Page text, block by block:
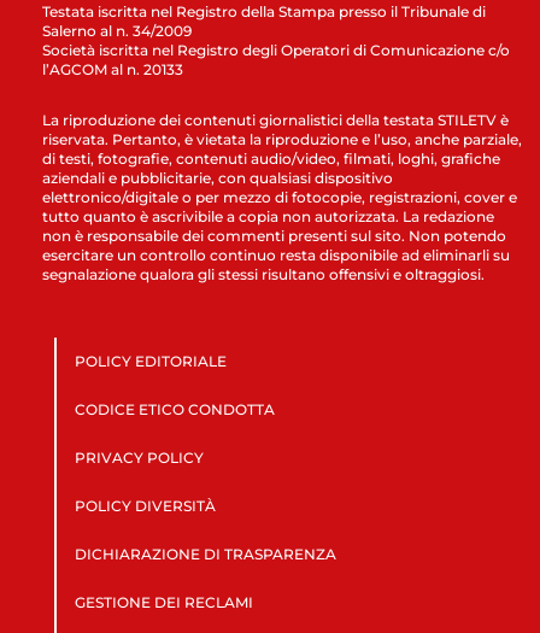
Testata iscritta nel Registro della Stampa presso il Tribunale di
Salerno al n. 34/2009
Società iscritta nel Registro degli Operatori di Comunicazione c/o
l’AGCOM al n. 20133
La riproduzione dei contenuti giornalistici della testata STILETV è
riservata. Pertanto, è vietata la riproduzione e l’uso, anche parziale,
di testi, fotografie, contenuti audio/video, filmati, loghi, grafiche
aziendali e pubblicitarie, con qualsiasi dispositivo
elettronico/digitale o per mezzo di fotocopie, registrazioni, cover e
tutto quanto è ascrivibile a copia non autorizzata. La redazione
non è responsabile dei commenti presenti sul sito. Non potendo
esercitare un controllo continuo resta disponibile ad eliminarli su
segnalazione qualora gli stessi risultano offensivi e oltraggiosi.
POLICY EDITORIALE
CODICE ETICO CONDOTTA
PRIVACY POLICY
POLICY DIVERSITÀ
DICHIARAZIONE DI TRASPARENZA
GESTIONE DEI RECLAMI